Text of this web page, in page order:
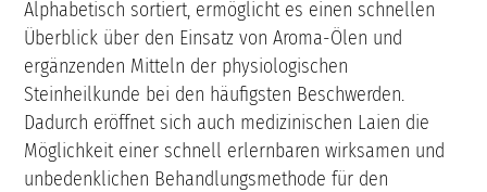
Alphabetisch sortiert, ermöglicht es einen schnellen
Überblick über den Einsatz von Aroma-Ölen und
ergänzenden Mitteln der physiologischen
Steinheilkunde bei den häufigsten Beschwerden.
Dadurch eröffnet sich auch medizinischen Laien die
Möglichkeit einer schnell erlernbaren wirksamen und
unbedenklichen Behandlungsmethode für den